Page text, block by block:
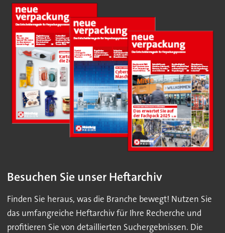
Besuchen Sie unser Heftarchiv
Finden Sie heraus, was die Branche bewegt! Nutzen Sie
das umfangreiche Heftarchiv für Ihre Recherche und
profitieren Sie von detaillierten Suchergebnissen. Die